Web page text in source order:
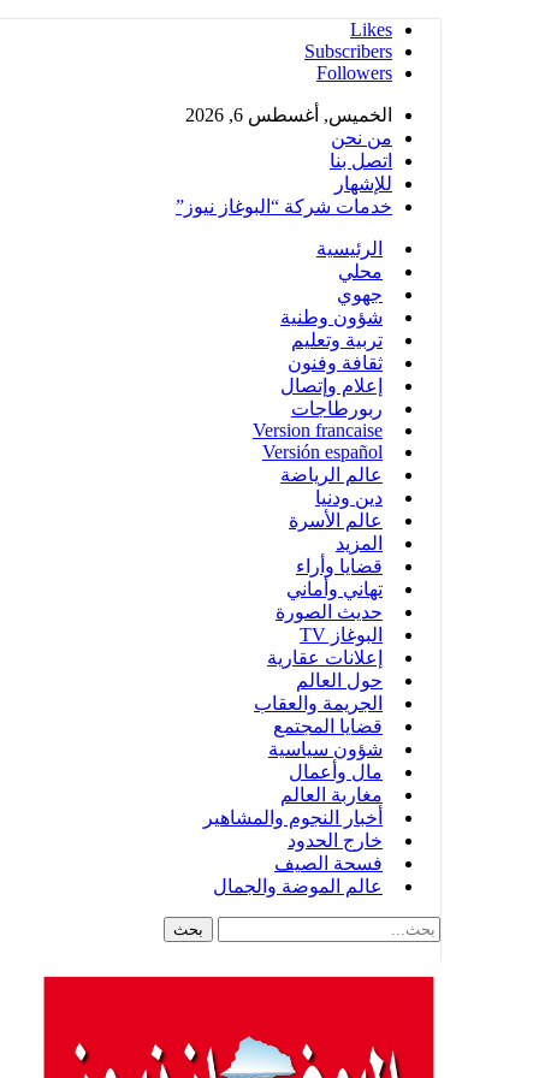
Likes
Subscribers
Followers
الخميس, أغسطس 6, 2026
من نحن
اتصل بنا
للإشهار
خدمات شركة “البوغاز نيوز”
الرئيسية
محلي
جهوي
شؤون وطنية
تربية وتعليم
ثقافة وفنون
إعلام وإتصال
ربورطاجات
Version francaise
Versión español
عالم الرياضة
دين ودنيا
عالم الأسرة
المزيد
قضايا وأراء
تهاني وأماني
حديث الصورة
البوغاز TV
إعلانات عقارية
حول العالم
الجريمة والعقاب
قضايا المجتمع
شؤون سياسية
مال وأعمال
مغاربة العالم
أخبار النجوم والمشاهير
خارج الحدود
فسحة الصيف
عالم الموضة والجمال